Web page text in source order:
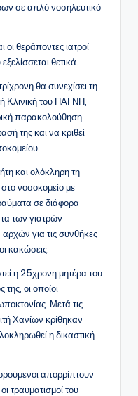
σε απλό νοσηλευτικό
θεράποντες ιατροί
θετικά.
θα συνεχίσει τη
Κλινική του ΠΑΓΝΗ,
παρακολούθηση
της και να κριθεί
και ολόκληρη τη
νοσοκομείο με
σε διάφορα
των γιατρών
για τις συνθήκες
κακώσεις.
η 25χρονη μητέρα του
οι οποίοι
Μετά τις
Χανίων κρίθηκαν
η δικαστική
απορρίπτουν
τραυματισμοί του